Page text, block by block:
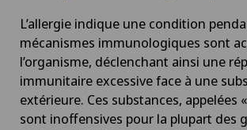
L’allergie indique une condition
mécanismes immunologiques sont
l’organisme, déclenchant ainsi une
immunitaire excessive face à une
extérieure. Ces substances, appelées
sont inoffensives pour la plupart des